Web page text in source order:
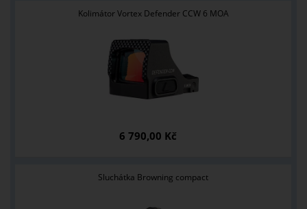
Kolimátor Vortex Defender CCW 6 MOA
6 790,00 Kč
Sluchátka Browning compact